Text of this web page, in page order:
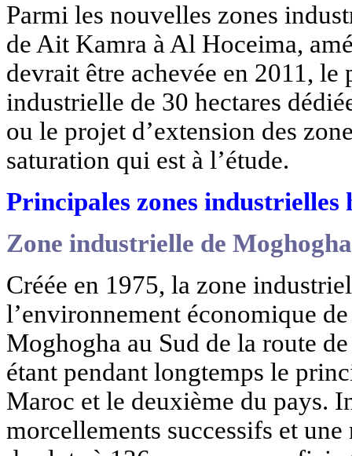
Parmi les nouvelles zones
de Ait Kamra à Al Hoceima,
devrait être achevée en 2011, le
industrielle de 30 hectares
ou le projet d’extension des
saturation qui est à l’étude.
Principales zones
Zone industrielle de
Créée en 1975, la zone
l’environnement économique
Moghogha au Sud de la route
étant pendant longtemps le
Maroc et le deuxième du pays.
morcellements successifs et